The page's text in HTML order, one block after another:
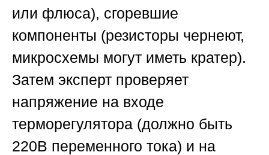
или флюса), сгоревшие
компоненты (резисторы чернеют,
микросхемы могут иметь кратер).
Затем эксперт проверяет
напряжение на входе
терморегулятора (должно быть
220В переменного тока) и на